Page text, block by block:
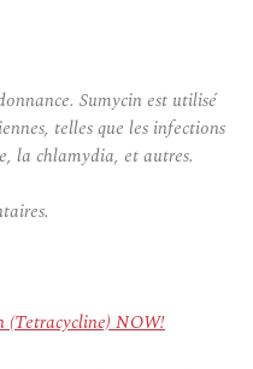
Sumycin est utilisé
telles que les infections
la chlamydia, et autres.
(Tetracycline) NOW!